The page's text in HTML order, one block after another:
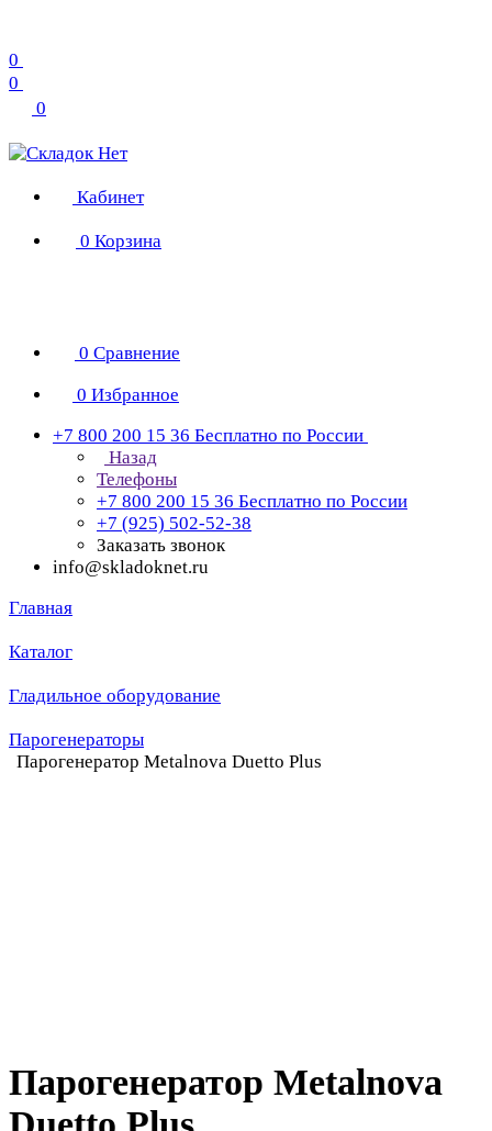
0
0
0
Кабинет
0 Корзина
0 Сравнение
0 Избранное
+7 800 200 15 36 Бесплатно по России
Назад
Телефоны
+7 800 200 15 36 Бесплатно по России
+7 (925) 502-52-38
Заказать звонок
info@skladoknet.ru
Главная
Каталог
Гладильное оборудование
Парогенераторы
Парогенератор Metalnova Duetto Plus
Парогенератор Metalnova